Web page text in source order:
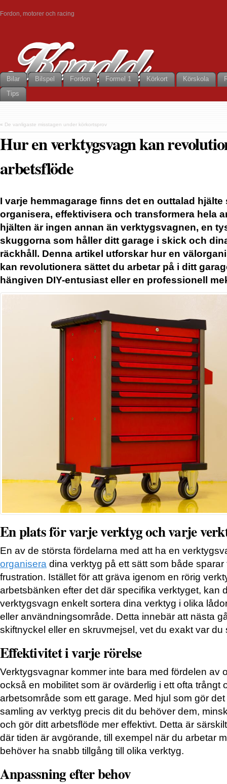
Fordon, motorer och racing
Bilar Bilspel Fordon Formel 1 Körkort Körskola
Tips
« De vanligaste misstagen under körkortsprov
Hur en verktygsvagn kan
arbetsflöde
I varje hemmagarage finns det en outtalad hjälte
organisera, effektivisera och transformera hela
hjälten är ingen annan än verktygsvagnen, en
skuggorna som håller ditt garage i skick och
räckhåll. Denna artikel utforskar hur en
kan revolutionera sättet du arbetar på i ditt
hängiven DIY-entusiast eller en professionell
En plats för varje verktyg och varje
En av de största fördelarna med att ha en
organisera dina verktyg på ett sätt som både
frustration. Istället för att gräva igenom en rörig
arbetsbänken efter det där specifika verktyget, kan
verktygsvagn enkelt sortera dina verktyg i olika
eller användningsområde. Detta innebär att nästa
skiftnyckel eller en skruvmejsel, vet du exakt var du
Effektivitet i varje rörelse
Verktygsvagnar kommer inte bara med fördelen av
också en mobilitet som är ovärderlig i ett ofta trångt
arbetsområde som ett garage. Med hjul som gör
samling av verktyg precis dit du behöver dem,
och gör ditt arbetsflöde mer effektivt. Detta är
där tiden är avgörande, till exempel när du arbetar
behöver ha snabb tillgång till olika verktyg.
Anpassning efter behov